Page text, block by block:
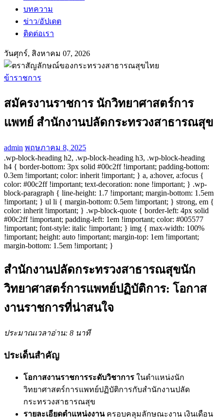
บทความ
ข่าว/อัปเดต
ติดต่อเรา
วันศุกร์, สิงหาคม 07, 2026
ข้าราชการ
สมัครงานราชการ นักวิทยาศาสตร์การ
แพทย์ สำนักงานปลัดกระทรวงสาธารณสุข
admin พฤษภาคม 8, 2025
.wp-block-heading h2, .wp-block-heading h3, .wp-block-heading
h4 { border-bottom: 3px solid #00c2ff !important; padding-bottom:
0.3em !important; color: inherit !important; } a, a:hover, a:focus {
color: #00c2ff !important; text-decoration: none !important; } .wp-
block-paragraph { line-height: 1.7 !important; margin-bottom: 1.5em
!important; } ul li { margin-bottom: 0.5em !important; } strong, em {
color: inherit !important; } .wp-block-quote { border-left: 4px solid
#00c2ff !important; padding-left: 1em !important; color: #005577
!important; font-style: italic !important; } img { max-width: 100%
!important; height: auto !important; margin-top: 1em !important;
margin-bottom: 1.5em !important; }
สำนักงานปลัดกระทรวงสาธารณสุขนัก
วิทยาศาสตร์การแพทย์ปฏิบัติการ: โอกาส
งานราชการที่น่าสนใจ
ประมาณเวลาอ่าน: 8 นาที
ประเด็นสำคัญ
โอกาสงานราชการระดับวิชาการ ในตำแหน่งนัก
วิทยาศาสตร์การแพทย์ปฏิบัติการกับสำนักงานปลัด
กระทรวงสาธารณสุข
รายละเอียดตำแหน่งงานครอบคลุมลักษณะงาน เงินเดือน